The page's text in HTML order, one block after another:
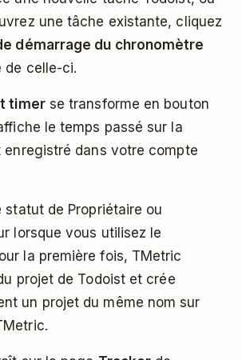
une tâche existante, cliquez
démarrage du chronomètre
celle-ci.
timerse transforme en bouton
le temps passé sur la
enregistré dans votre compte
statut de Propriétaire ou
lorsque vous utilisez le
la première fois, TMetric
projet de Todoist et crée
un projet du même nom sur